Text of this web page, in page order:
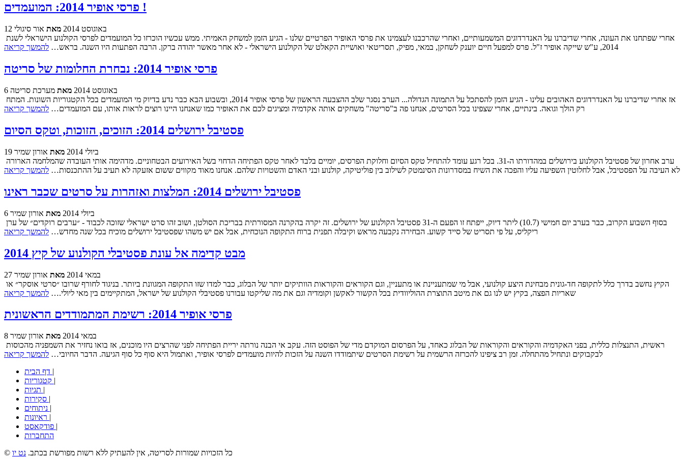
פרסי אופיר 2014: המועמדים !
12 באוגוסט 2014 מאת אור סיגולי
2014, ע"ש שייקה אופיר ז"ל. פרס למפעל חיים יוענק לשחקן, במאי, מפיק, תסריטאי ואושיית הקאלט של הקולנוע הישראלי - לא אחר מאשר יהודה ברקן. הרבה הפתעות היו השנה. בראש…
להמשך קריאה
פרסי אופיר 2014: נבחרת החלומות של סריטה
6 באוגוסט 2014 מאת מערכת סריטה
רק הולך וגואה. בינתיים, אחרי שצפינו בכל הסרטים, אנחנו פה ב"סריטה" משחקים אותה אקדמיה ומציגים לכם את האופיר כמו שאנחנו היינו רוצים לראות אותו, עם המועמדים… להמשך קריאה
פסטיבל ירושלים 2014: הזוכים, הזוכות, וטקס הסיום
19 ביולי 2014 מאת אורון שמיר
לא העיבה על הפסטיבל, אבל לחלוטין השפיעה עליו והפכה את השיח במסדרונות הסינמטק לשילוב בין פוליטיקה, קולנוע ובני האדם והשטויות שלהם. אנחנו מאוד מקווים ששום אזעקה לא תעיב על ההתכנסות… להמשך קריאה
פסטיבל ירושלים 2014: המלצות ואזהרות על סרטים שכבר ראינו
6 ביולי 2014 מאת אורון שמיר
ריקליס, על פי תסריט של סייד קשוע. הבחירה נקבעה מראש וקיבלה תפנית ברוח התקופה הנוכחית, אבל אם יש משהו שפסטיבל ירושלים מוכיח בכל שנה מחדש… להמשך קריאה
מבט קדימה אל עונת פסטיבלי הקולנוע של קיץ 2014
27 במאי 2014 מאת אורון שמיר
שאריות הפצה, בקיץ יש לנו גם את מיטב התוצרת ההוליוודית בכל הקשור לאקשן וקומדיה וגם את מה שליקטו עבורנו פסטיבלי הקולנוע של ישראל, המתקיימים בין מאי ליולי.… להמשך קריאה
פרסי אופיר 2014: רשימת המתמודדים הראשונית
8 במאי 2014 מאת אורון שמיר
לבקבוקים ונתחיל מהתחלה. זמן רב ציפינו להכרזה הרשמית על רשימת הסרטים שיתמודדו השנה על הזכות להיות מועמדים לפרסי אופיר, ואתמול היא סוף כל סוף הגיעה. הדבר החיובי… להמשך קריאה
|
|
|
|
|
|
|
התחברות
© כל הזכויות שמורות לסריטה, אין להעתיק ללא רשות מפורשת בכתב. נט יו